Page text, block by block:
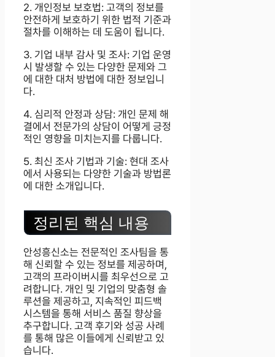
2. 개인정보 보호법: 고객의 정보를
안전하게 보호하기 위한 법적 기준과
절차를 이해하는 데 도움이 됩니다.
3. 기업 내부 감사 및 조사: 기업 운영
시 발생할 수 있는 다양한 문제와 그
에 대한 대처 방법에 대한 정보입니
다.
4. 심리적 안정과 상담: 개인 문제 해
결에서 전문가의 상담이 어떻게 긍정
적인 영향을 미치는지를 다룹니다.
5. 최신 조사 기법과 기술: 현대 조사
에서 사용되는 다양한 기술과 방법론
에 대한 소개입니다.
정리된 핵심 내용
안성흥신소는 전문적인 조사팀을 통
해 신뢰할 수 있는 정보를 제공하며,
고객의 프라이버시를 최우선으로 고
려합니다. 개인 및 기업의 맞춤형 솔
루션을 제공하고, 지속적인 피드백
시스템을 통해 서비스 품질 향상을
추구합니다. 고객 후기와 성공 사례
를 통해 많은 이들에게 신뢰받고 있
습니다.